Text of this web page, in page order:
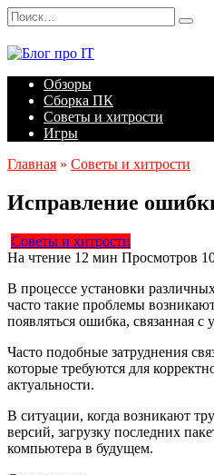
Перейти
к
содержанию
Search
for:
Обзоры
Сборка ПК
Советы и хитрости
Игры
Главная » Советы и хитрости
Исправление
Советы и хитрости
На чтение 12 мин Просмотров
В процессе установки
часто такие проблемы
появляться ошибка, связанная
Часто подобные затруднения
которые требуются для
актуальности.
В ситуации, когда возникают
версий, загрузку последних
компьютера в будущем.